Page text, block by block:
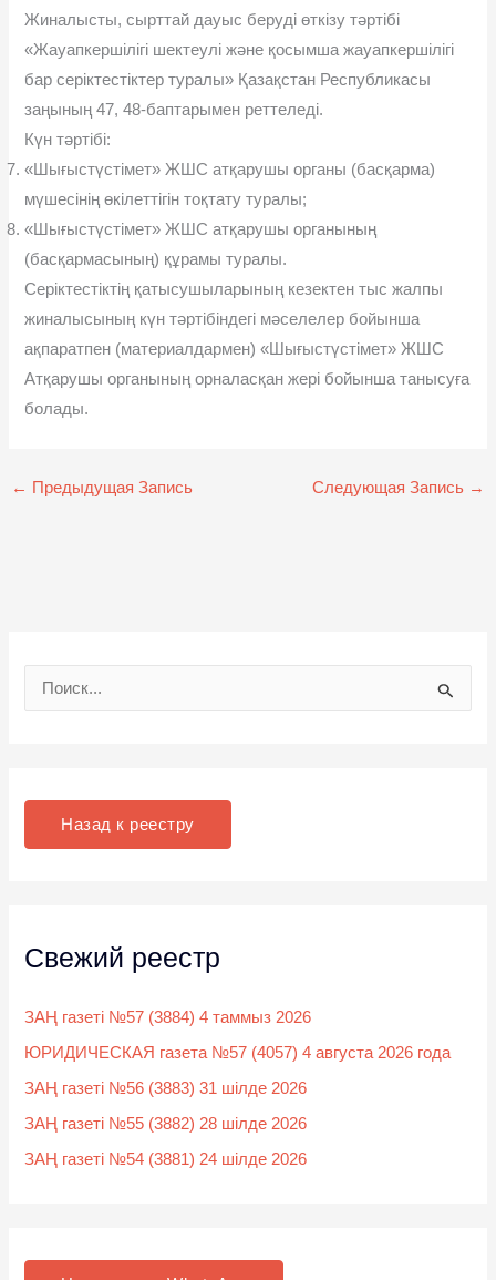
Жиналысты, сырттай дауыс беруді өткізу тəртібі
«Жауапкершілігі шектеулі жəне қосымша жауапкершілігі
бар серіктестіктер туралы» Қазақстан Республикасы
заңының 47, 48-баптарымен реттеледі.
Күн тəртібі:
«Шығыстүстімет» ЖШС атқарушы органы (басқарма)
мүшесінің өкілеттігін тоқтату туралы;
«Шығыстүстімет» ЖШС атқарушы органының
(басқармасының) құрамы туралы.
Серіктестіктің қатысушыларының кезектен тыс жалпы
жиналысының күн тəртібіндегі мəселелер бойынша
ақпаратпен (материалдармен) «Шығыстүстімет» ЖШС
Атқарушы органының орналасқан жері бойынша танысуға
болады.
← Предыдущая Запись Следующая Запись →
:
Назад к реестру
Свежий реестр
ЗАҢ газеті №57 (3884) 4 таммыз 2026
ЮРИДИЧЕСКАЯ газета №57 (4057) 4 августа 2026 года
ЗАҢ газеті №56 (3883) 31 шілде 2026
ЗАҢ газеті №55 (3882) 28 шілде 2026
ЗАҢ газеті №54 (3881) 24 шілде 2026